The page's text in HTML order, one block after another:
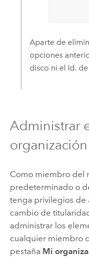
Aparte de
opciones
disco ni el Id.
Administrar
organización
Como miembro del
predeterminado o
tenga privilegios de
cambio de
administrar los
cualquier miembro
pestaña Mi